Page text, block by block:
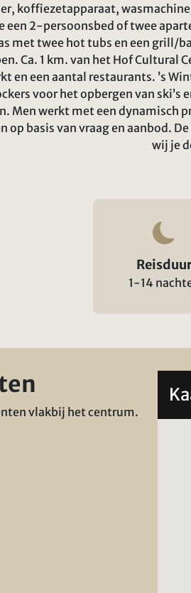
koffiezetapparaat,
een 2-persoonsbed of twee
met twee hot tubs en een grill/
Ca. 1 km. van het Hof Cultural
en een aantal restaurants. ’s
voor het opbergen van
Men werkt met een dynamisch
op basis van vraag en aanbod.
wij je
1-14
vlakbij het centrum.